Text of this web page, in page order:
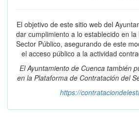
El objetivo de este sitio web del
dar cumplimiento a lo establecido en
Sector Público, asegurando de este
el acceso público a la actividad
El Ayuntamiento de Cuenca también
en la Plataforma de Contratación del
https://